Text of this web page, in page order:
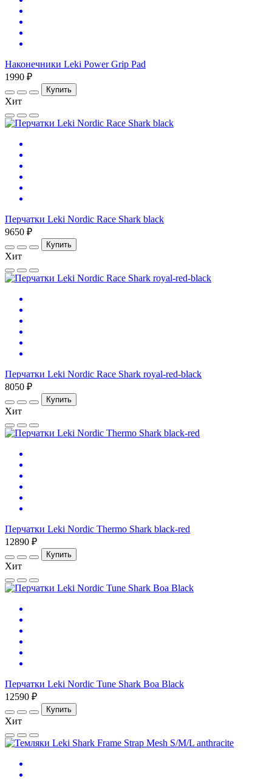
Наконечники Leki Power Grip Pad
1990 ₽
Купить
Хит
Перчатки Leki Nordic Race Shark black
9650 ₽
Купить
Хит
Перчатки Leki Nordic Race Shark royal-red-black
8050 ₽
Купить
Хит
Перчатки Leki Nordic Thermo Shark black-red
12890 ₽
Купить
Хит
Перчатки Leki Nordic Tune Shark Boa Black
12590 ₽
Купить
Хит